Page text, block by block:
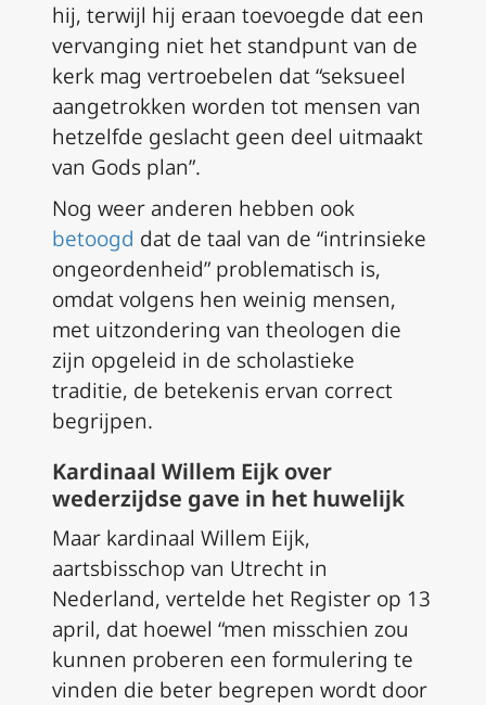
hij, terwijl hij eraan toevoegde dat een
vervanging niet het standpunt van de
kerk mag vertroebelen dat “seksueel
aangetrokken worden tot mensen van
hetzelfde geslacht geen deel uitmaakt
van Gods plan”.
Nog weer anderen hebben ook
betoogd dat de taal van de “intrinsieke
ongeordenheid” problematisch is,
omdat volgens hen weinig mensen,
met uitzondering van theologen die
zijn opgeleid in de scholastieke
traditie, de betekenis ervan correct
begrijpen.
Kardinaal Willem Eijk over
wederzijdse gave in het huwelijk
Maar kardinaal Willem Eijk,
aartsbisschop van Utrecht in
Nederland, vertelde het Register op 13
april, dat hoewel “men misschien zou
kunnen proberen een formulering te
vinden die beter begrepen wordt door